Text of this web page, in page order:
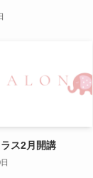
ス2月開講